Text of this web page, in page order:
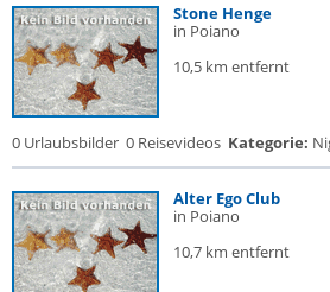
Stone Henge
in Poiano
10,5 km entfernt
0 Urlaubsbilder 0 Reisevideos Kategorie:
Alter Ego Club
in Poiano
10,7 km entfernt